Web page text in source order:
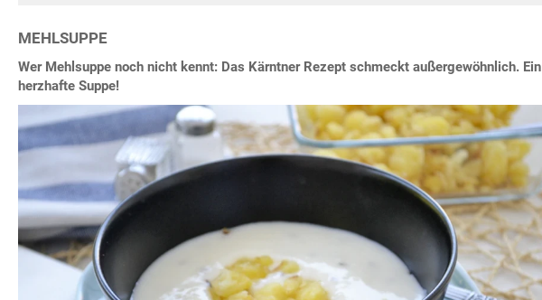
MEHLSUPPE
Wer Mehlsuppe noch nicht kennt: Das Kärntner Rezept schmeckt außergewöhnlich. Ein
herzhafte Suppe!